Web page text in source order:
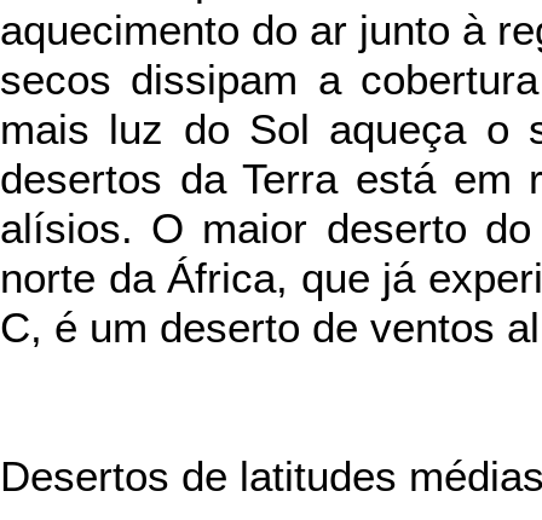
aquecimento do ar junto à
secos dissipam a
mais luz do Sol aqueça o
desertos da Terra está em
alísios. O maior deserto
norte da África, que já
C, é um deserto de ventos
Desertos de latitudes